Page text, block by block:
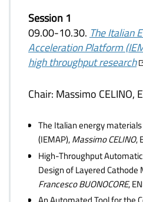
Session 1
09.00-10.30. The Italian
Acceleration Platform
high throughput research
Chair: Massimo CELINO,
The Italian energy
(IEMAP),Massimo CELINO,
High-Throughput
Design of Layered
Francesco BUONOCORE,